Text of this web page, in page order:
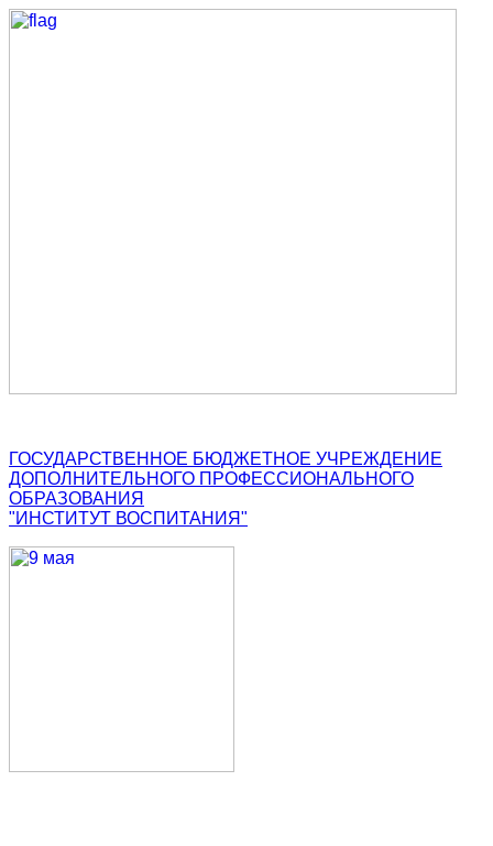
ГОСУДАРСТВЕННОЕ БЮДЖЕТНОЕ УЧРЕЖДЕНИЕ
ДОПОЛНИТЕЛЬНОГО ПРОФЕССИОНАЛЬНОГО
ОБРАЗОВАНИЯ
"ИНСТИТУТ ВОСПИТАНИЯ"